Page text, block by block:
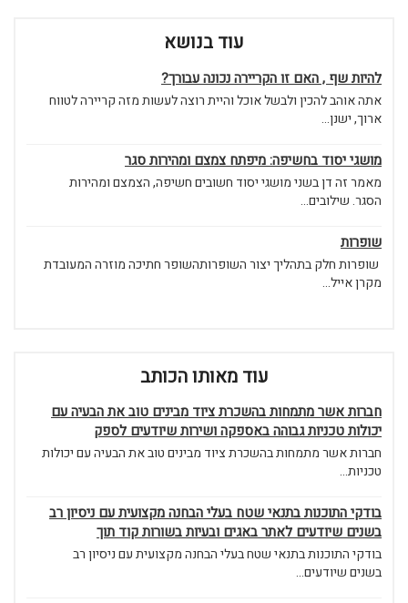
עוד בנושא
להיות שף , האם זו הקריירה נכונה עבורך?
אתה אוהב להכין ולבשל אוכל והיית רוצה לעשות מזה קריירה לטווח
ארוך, ישנן...
מושגי יסוד בחשיפה: מיפתח צמצם ומהירות סגר
מאמר זה דן בשני מושגי יסוד חשובים חשיפה, הצמצם ומהירות
הסגר. שילובים...
שופרות
שופרות חלק בתהליך יצור השופרותהשופר חתיכה מוזרה המעובדת
מקרן אייל...
עוד מאותו הכותב
חברות אשר מתמחות בהשכרת ציוד מבינים טוב את הבעיה עם
יכולות טכניות גבוהה באספקה ושירות שיודעים לספק
חברות אשר מתמחות בהשכרת ציוד מבינים טוב את הבעיה עם יכולות
טכניות...
בודקי התוכנות בתנאי שטח בעלי הבחנה מקצועית עם ניסיון רב
בשנים שיודעים לאתר באגים ובעיות בשורות קוד תוך
בודקי התוכנות בתנאי שטח בעלי הבחנה מקצועית עם ניסיון רב
בשנים שיודעים...